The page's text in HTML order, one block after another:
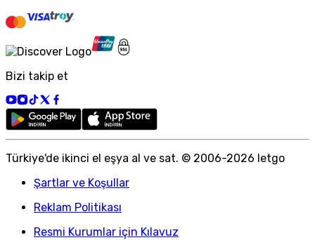
Bizi takip et
Türkiye'de ikinci el eşya al ve sat. © 2006-2026 letgo
Şartlar ve Koşullar
Reklam Politikası
Resmi Kurumlar için Kılavuz